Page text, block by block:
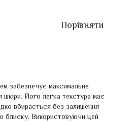
Порівняти
забезпечує максимальне
шкіри. Його легка текстура має
вбирається без залишення
блиску. Використовуючи цей